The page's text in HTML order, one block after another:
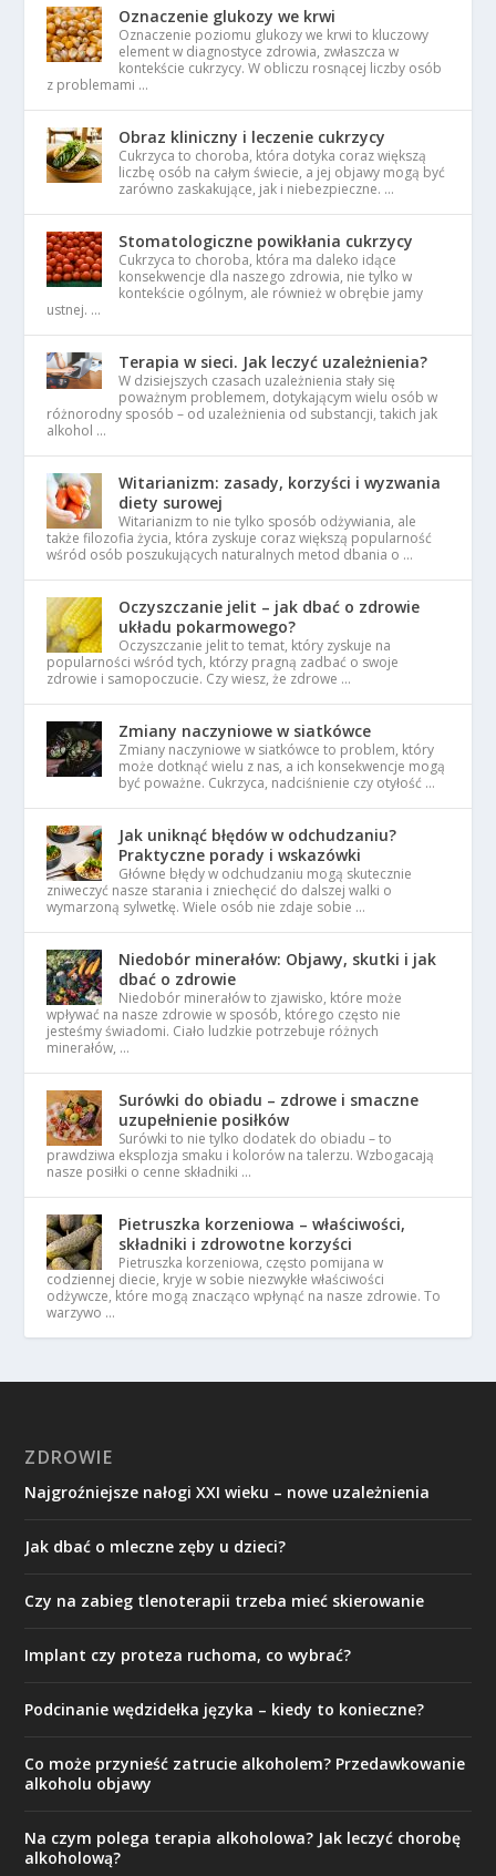
Oznaczenie glukozy we krwi
Oznaczenie poziomu glukozy we krwi to kluczowy
element w diagnostyce zdrowia, zwłaszcza w
kontekście cukrzycy. W obliczu rosnącej liczby osób
z problemami …
Obraz kliniczny i leczenie cukrzycy
Cukrzyca to choroba, która dotyka coraz większą
liczbę osób na całym świecie, a jej objawy mogą być
zarówno zaskakujące, jak i niebezpieczne. …
Stomatologiczne powikłania cukrzycy
Cukrzyca to choroba, która ma daleko idące
konsekwencje dla naszego zdrowia, nie tylko w
kontekście ogólnym, ale również w obrębie jamy
ustnej. …
Terapia w sieci. Jak leczyć uzależnienia?
W dzisiejszych czasach uzależnienia stały się
poważnym problemem, dotykającym wielu osób w
różnorodny sposób – od uzależnienia od substancji, takich jak
alkohol …
Witarianizm: zasady, korzyści i wyzwania
diety surowej
Witarianizm to nie tylko sposób odżywiania, ale
także filozofia życia, która zyskuje coraz większą popularność
wśród osób poszukujących naturalnych metod dbania o …
Oczyszczanie jelit – jak dbać o zdrowie
układu pokarmowego?
Oczyszczanie jelit to temat, który zyskuje na
popularności wśród tych, którzy pragną zadbać o swoje
zdrowie i samopoczucie. Czy wiesz, że zdrowe …
Zmiany naczyniowe w siatkówce
Zmiany naczyniowe w siatkówce to problem, który
może dotknąć wielu z nas, a ich konsekwencje mogą
być poważne. Cukrzyca, nadciśnienie czy otyłość …
Jak uniknąć błędów w odchudzaniu?
Praktyczne porady i wskazówki
Główne błędy w odchudzaniu mogą skutecznie
zniweczyć nasze starania i zniechęcić do dalszej walki o
wymarzoną sylwetkę. Wiele osób nie zdaje sobie …
Niedobór minerałów: Objawy, skutki i jak
dbać o zdrowie
Niedobór minerałów to zjawisko, które może
wpływać na nasze zdrowie w sposób, którego często nie
jesteśmy świadomi. Ciało ludzkie potrzebuje różnych
minerałów, …
Surówki do obiadu – zdrowe i smaczne
uzupełnienie posiłków
Surówki to nie tylko dodatek do obiadu – to
prawdziwa eksplozja smaku i kolorów na talerzu. Wzbogacają
nasze posiłki o cenne składniki …
Pietruszka korzeniowa – właściwości,
składniki i zdrowotne korzyści
Pietruszka korzeniowa, często pomijana w
codziennej diecie, kryje w sobie niezwykłe właściwości
odżywcze, które mogą znacząco wpłynąć na nasze zdrowie. To
warzywo …
ZDROWIE
Najgroźniejsze nałogi XXI wieku – nowe uzależnienia
Jak dbać o mleczne zęby u dzieci?
Czy na zabieg tlenoterapii trzeba mieć skierowanie
Implant czy proteza ruchoma, co wybrać?
Podcinanie wędzidełka języka – kiedy to konieczne?
Co może przynieść zatrucie alkoholem? Przedawkowanie
alkoholu objawy
Na czym polega terapia alkoholowa? Jak leczyć chorobę
alkoholową?